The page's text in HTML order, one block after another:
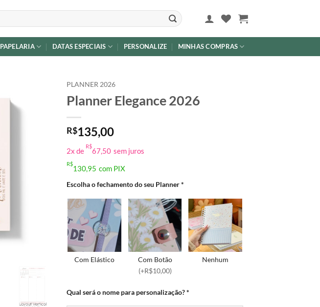
PAPELARIA DATAS ESPECIAIS PERSONALIZE MINHAS COMPRAS
Adicionar
PLANNER 2026
Planner Elegance 2026
R$135,00
2x de
R$
67,50 sem juros
R$
130,95 com PIX
Escolha o fechamento do seu Planner*
Com Elástico
Com Botão
(+R$10,00)
Nenhum
Qual será o nome para personalização?*